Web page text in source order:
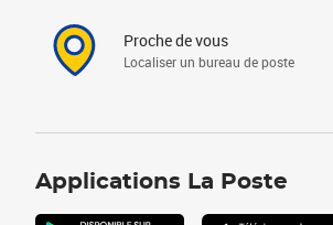
Proche de vous
Localiser un bureau de poste
Applications La Poste